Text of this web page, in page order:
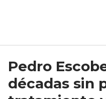
Pedro
décadas sin